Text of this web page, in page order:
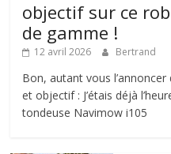
objectif sur ce
de gamme !
12 avril 2026 Bertrand
Bon, autant vous
et objectif : J’étais déjà
tondeuse Navimow i105